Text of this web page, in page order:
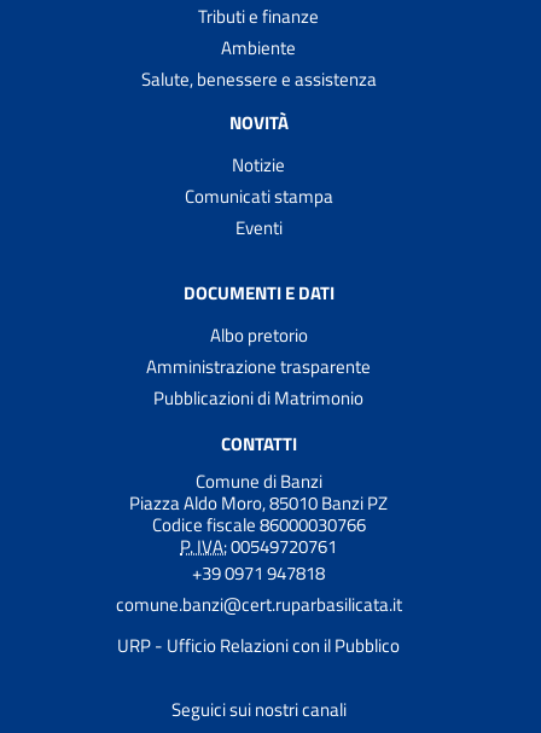
Tributi e finanze
Ambiente
Salute, benessere e assistenza
NOVITÀ
Notizie
Comunicati stampa
Eventi
DOCUMENTI E DATI
Albo pretorio
Amministrazione trasparente
Pubblicazioni di Matrimonio
CONTATTI
Comune di Banzi
Piazza Aldo Moro, 85010 Banzi PZ
Codice fiscale 86000030766
P. IVA:00549720761
+39 0971 947818
comune.banzi@cert.ruparbasilicata.it
URP - Ufficio Relazioni con il Pubblico
Seguici sui nostri canali